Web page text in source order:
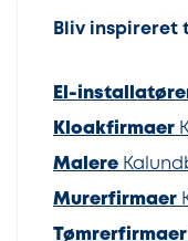
Bliv inspireret
El-
Kloakfirmaer
Malere
Murerfirmaer
Tømrerfirmaer